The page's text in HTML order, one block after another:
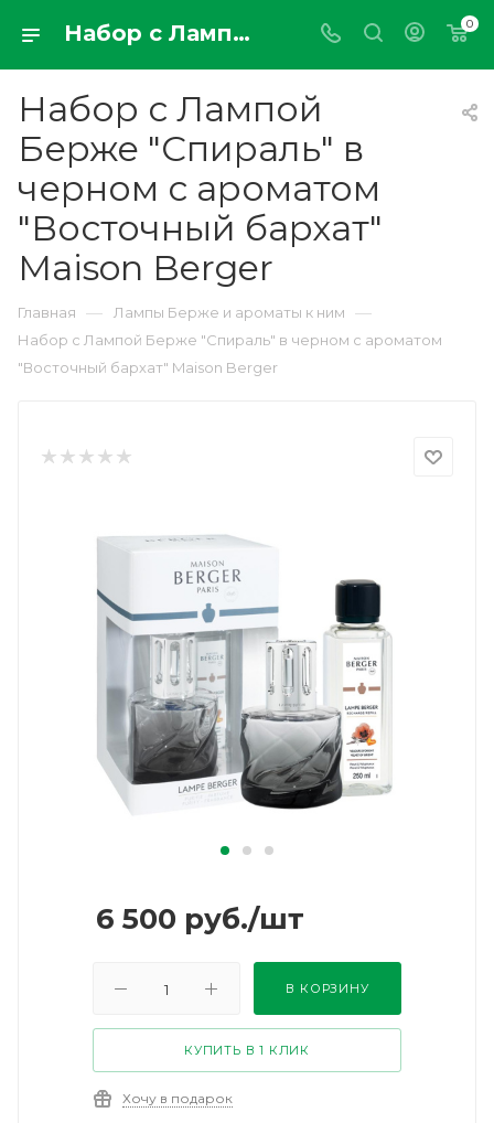
Набор с Лампой Берже "Спираль" в черном с ароматом "Восточный бархат" Maison Berger 0
Набор с Лампой
Берже "Спираль" в
черном с ароматом
"Восточный бархат"
Maison Berger
Главная — Лампы Берже и ароматы к ним —
Набор с Лампой Берже "Спираль" в черном с ароматом
"Восточный бархат" Maison Berger
6 500 руб./шт
В КОРЗИНУ
КУПИТЬ В 1 КЛИК
Хочу в подарок